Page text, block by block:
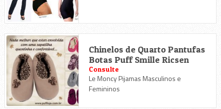
Chinelos de Quarto Pantufas
Botas Puff Smille Ricsen
Consulte
Le Moncy Pijamas Masculinos e
Femininos